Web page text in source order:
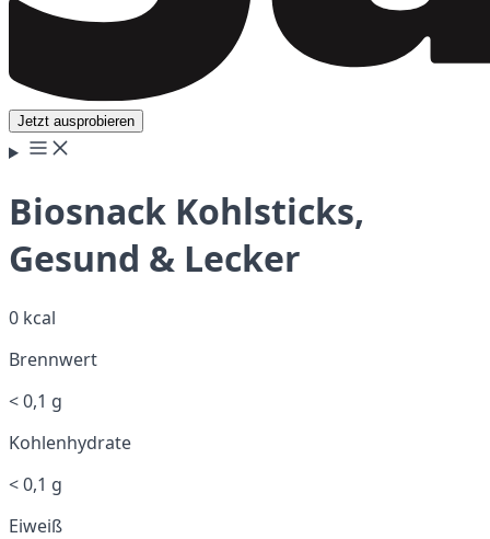
Jetzt ausprobieren
Biosnack Kohlsticks,
Gesund & Lecker
0 kcal
Brennwert
< 0,1 g
Kohlenhydrate
< 0,1 g
Eiweiß